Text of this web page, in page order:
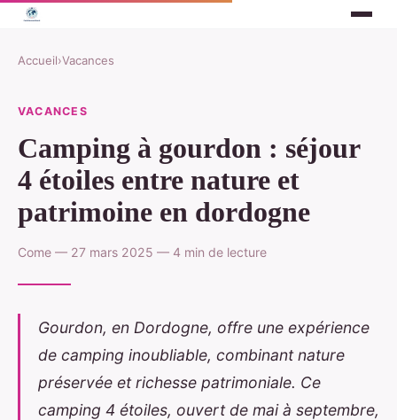
Accueil›Vacances
VACANCES
Camping à gourdon : séjour
4 étoiles entre nature et
patrimoine en dordogne
Come — 27 mars 2025 — 4 min de lecture
Gourdon, en Dordogne, offre une expérience
de camping inoubliable, combinant nature
préservée et richesse patrimoniale. Ce
camping 4 étoiles, ouvert de mai à septembre,